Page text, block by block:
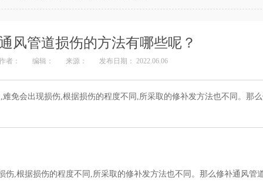
风管道损伤的方法有哪些呢？
者： 编辑： 来源： 发布日期： 2022.06.06
免会出现损伤,根据损伤的程度不同,所采取的修补发方法也不同。那
,根据损伤的程度不同,所采取的修补发方法也不同。那么修补通风管